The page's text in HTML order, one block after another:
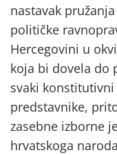
nastavak
političke
Hercegovini u
koja bi dovela do
svaki
predstavnike,
zasebne izborne
hrvatskoga